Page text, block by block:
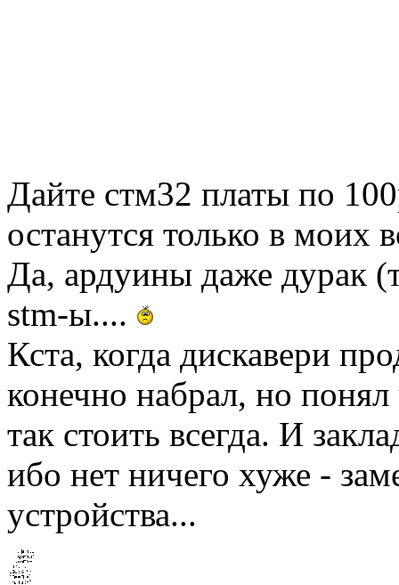
Дайте стм32 платы по
останутся только в моих
Да, ардуины даже дурак
stm-ы....
Кста, когда дискавери
конечно набрал, но
так стоить всегда. И
ибо нет ничего хуже -
устройства...